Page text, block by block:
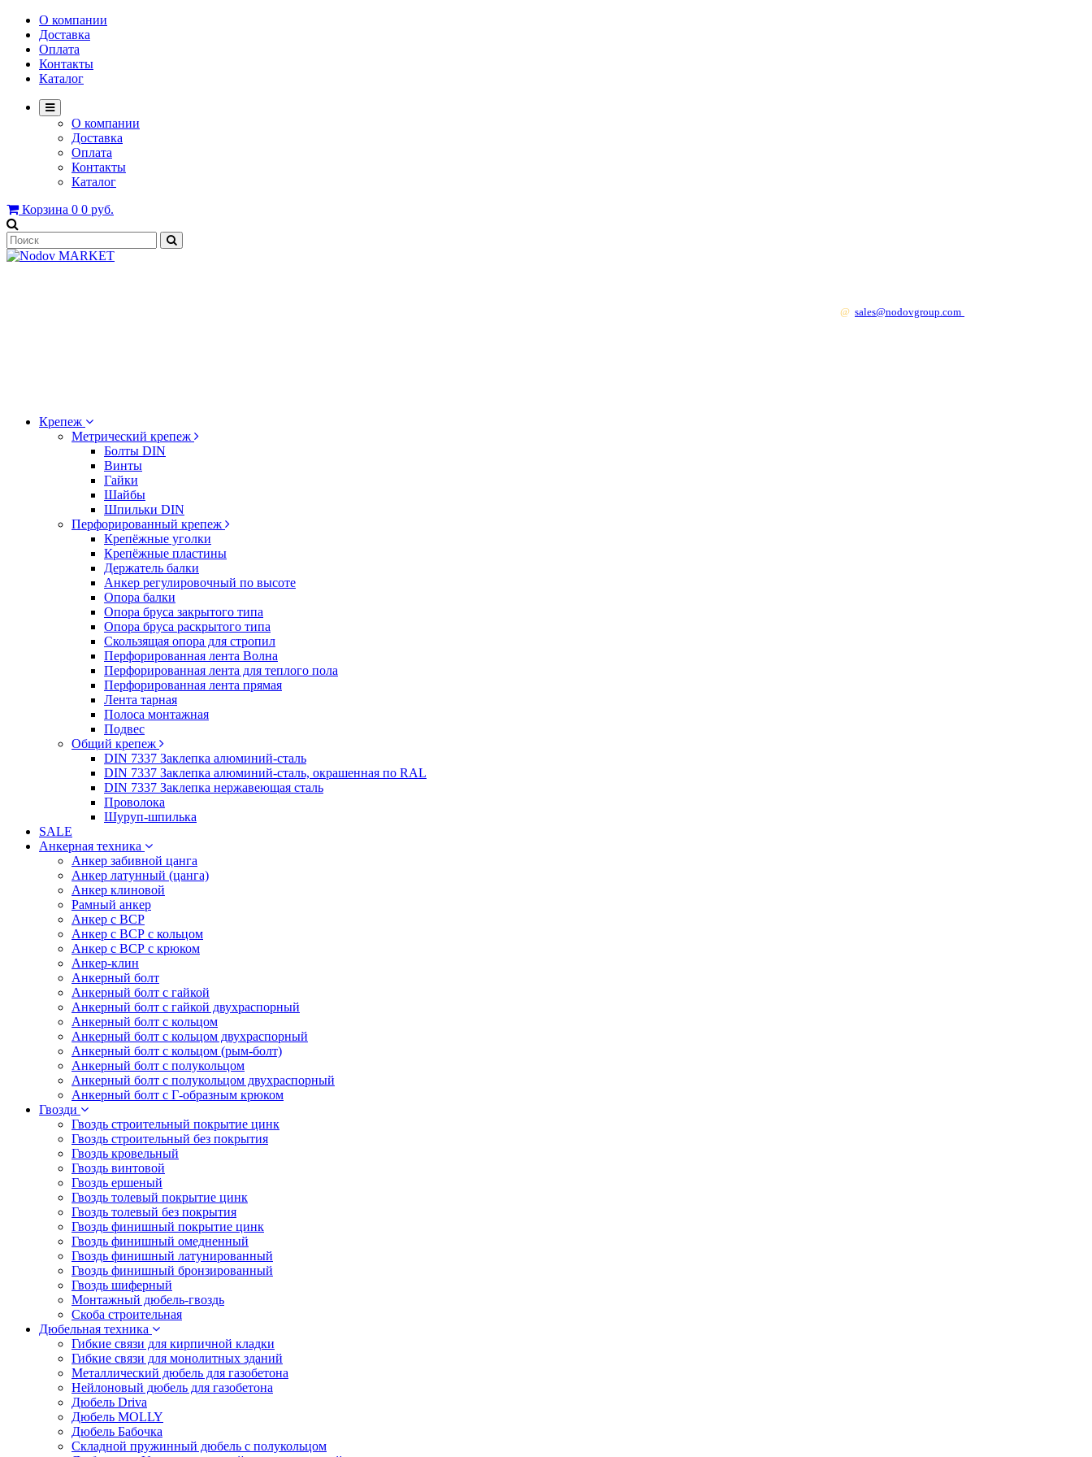
О компании
Доставка
Оплата
Контакты
Каталог
О компании
Доставка
Оплата
Контакты
Каталог
Корзина 0 0 руб.
@ sales@nodovgroup.com
Крепеж
Метрический крепеж
Болты DIN
Винты
Гайки
Шайбы
Шпильки DIN
Перфорированный крепеж
Крепёжные уголки
Крепёжные пластины
Держатель балки
Анкер регулировочный по высоте
Опора балки
Опора бруса закрытого типа
Опора бруса раскрытого типа
Скользящая опора для стропил
Перфорированная лента Волна
Перфорированная лента для теплого пола
Перфорированная лента прямая
Лента тарная
Полоса монтажная
Подвес
Общий крепеж
DIN 7337 Заклепка алюминий-сталь
DIN 7337 Заклепка алюминий-сталь, окрашенная по RAL
DIN 7337 Заклепка нержавеющая сталь
Проволока
Шуруп-шпилька
SALE
Анкерная техника
Анкер забивной цанга
Анкер латунный (цанга)
Анкер клиновой
Рамный анкер
Анкер с ВСР
Анкер с ВСР с кольцом
Анкер с ВСР с крюком
Анкер-клин
Анкерный болт
Анкерный болт с гайкой
Анкерный болт с гайкой двухраспорный
Анкерный болт с кольцом
Анкерный болт с кольцом двухраспорный
Анкерный болт с кольцом (рым-болт)
Анкерный болт с полукольцом
Анкерный болт с полукольцом двухраспорный
Анкерный болт с Г-образным крюком
Гвозди
Гвоздь строительный покрытие цинк
Гвоздь строительный без покрытия
Гвоздь кровельный
Гвоздь винтовой
Гвоздь ершеный
Гвоздь толевый покрытие цинк
Гвоздь толевый без покрытия
Гвоздь финишный покрытие цинк
Гвоздь финишный омедненный
Гвоздь финишный латунированный
Гвоздь финишный бронзированный
Гвоздь шиферный
Монтажный дюбель-гвоздь
Скоба строительная
Дюбельная техника
Гибкие связи для кирпичной кладки
Гибкие связи для монолитных зданий
Металлический дюбель для газобетона
Нейлоновый дюбель для газобетона
Дюбель Driva
Дюбель MOLLY
Дюбель Бабочка
Складной пружинный дюбель с полукольцом